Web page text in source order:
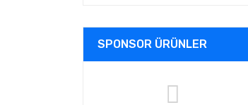
SPONSOR ÜRÜNLER